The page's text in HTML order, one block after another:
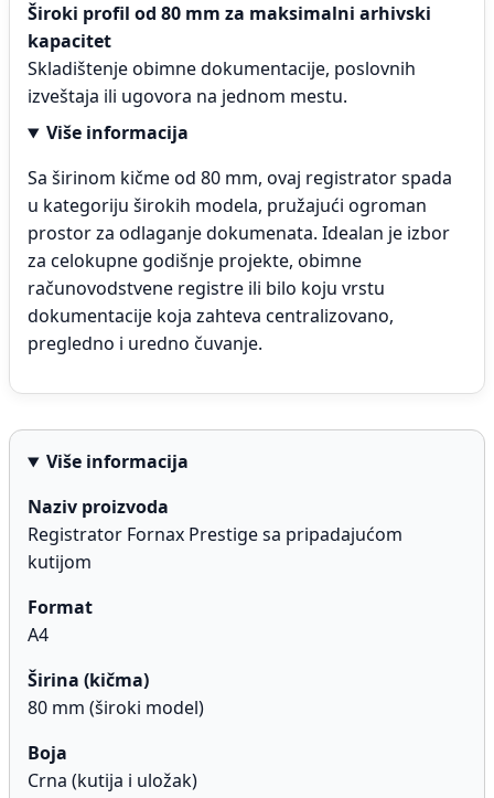
Široki profil od 80 mm za maksimalni arhivski
kapacitet
Skladištenje obimne dokumentacije, poslovnih
izveštaja ili ugovora na jednom mestu.
Više informacija
Sa širinom kičme od 80 mm, ovaj registrator spada
u kategoriju širokih modela, pružajući ogroman
prostor za odlaganje dokumenata. Idealan je izbor
za celokupne godišnje projekte, obimne
računovodstvene registre ili bilo koju vrstu
dokumentacije koja zahteva centralizovano,
pregledno i uredno čuvanje.
Više informacija
Naziv proizvoda
Registrator Fornax Prestige sa pripadajućom
kutijom
Format
A4
Širina (kičma)
80 mm (široki model)
Boja
Crna (kutija i uložak)